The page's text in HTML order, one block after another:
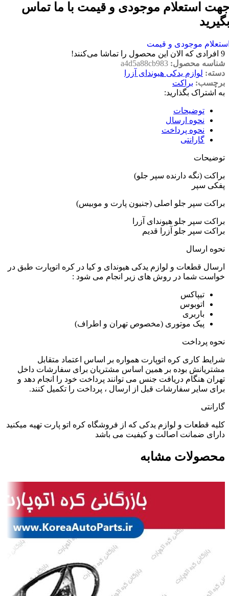
استعلام موجودی و قیمت با ما تماس
موجودی و قیمت
9 افرادی که الان این محصول را تماشا می‌کنند!
شناسه محصول: a4d5a88cb983
دسته: لوازم یدکی هیوندای آزرا
برچسب: براکت
به اشتراک بگذارید:
توضیحات
نحوه ارسال
نحوه پرداخت
گارانتی
توضیحات
براکت (نگه دارنده سپر جلو)
پفکی سپر
براکت سپر جلو اصلی (جنیون پارت و موبیس)
براکت سپر جلو هیوندای آزرا
براکت سپر جلو آزرا قدیم
نحوه ارسال
ارسال قطعات و لوازم یدکی هیوندای و کیا در کره اتوپارت طبق در
خواست شما در روش های زیر انجام می شود :
تیپاکس
اتوبوس
باربری
پیک موتوری (مخصوص تهران و اطراف)
نحوه پرداخت
شرایط کاری کره اتوپارت همواره بر اساس اعتماد متقابل
مشتریانش بوده بر همین اساس مشتریان برای سفارشات داخل
تهران هنگام دریافت جنس می توانند پرداخت خود را انجام دهد و
برای سایر سفارشات قبل از ارسال ، پرداخت را تکمیل کنند.
گارانتی
کلیه قطعات و لوازم یدکی که از فروشگاه کره اتو پارت تهیه میکنید
دارای ضمانت اصالت و کیفیت می باشد
محصولات مشابه